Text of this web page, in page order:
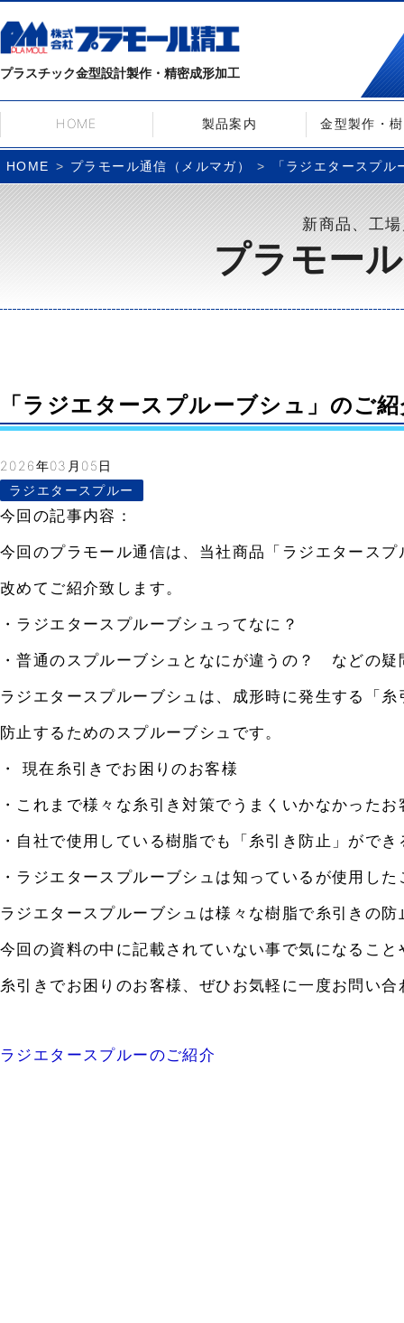
プラスチック金型設計製作・精密成形加工
HOME 製品案内 金型製作・
HOME プラモール通信（メルマガ） 「ラジエタースプ
新商品、工
プラモー
「ラジエタースプルーブシュ」のご
2026年03月05日
ラジエタースプルー
今回の記事内容：
今回のプラモール通信は、当社商品「ラジエタースプ
改めてご紹介致します。
・ラジエタースプルーブシュってなに？
・普通のスプルーブシュとなにが違うの？ などの疑
ラジエタースプルーブシュは、成形時に発生する「糸
防止するためのスプルーブシュです。
・ 現在糸引きでお困りのお客様
・これまで様々な糸引き対策でうまくいかなかったお
・自社で使用している樹脂でも「糸引き防止」がで
・ラジエタースプルーブシュは知っているが使用し
ラジエタースプルーブシュは様々な樹脂で糸引きの
今回の資料の中に記載されていない事で気になること
糸引きでお困りのお客様、ぜひお気軽に一度お問い合
ラジエタースプルーのご紹介